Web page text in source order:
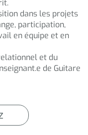
dans les projets
participation,
en équipe et en
et du
de Guitare